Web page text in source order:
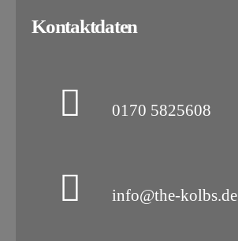
Kontaktdaten
0170 5825608
info@the-kolbs.de